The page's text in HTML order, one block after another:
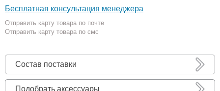
Бесплатная консультация менеджера
Отправить карту товара по почте
Отправить карту товара по смс
Состав поставки
Подобрать аксессуары